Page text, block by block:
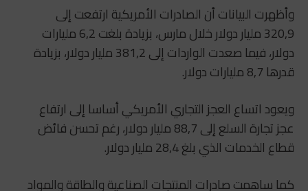
وأظهرت البيانات أن الصادرات الأمريكية ارتفعت إلى
320,9 مليار دولار خلال مارس، بزيادة بلغت 6,2 مليارات
دولار، فيما صعدت الواردات إلى 381,2 مليار دولار، بزيادة
قدرها 8,7 مليارات دولار.
ويعود اتساع العجز التجاري الأمريكي أساسا إلى ارتفاع
عجز تجارة السلع إلى 88,7 مليار دولار، رغم تحسن فائض
قطاع الخدمات الذي بلغ 28,4 مليار دولار.
كما ساهمت صادرات المنتجات الصناعية والطاقة والمواد